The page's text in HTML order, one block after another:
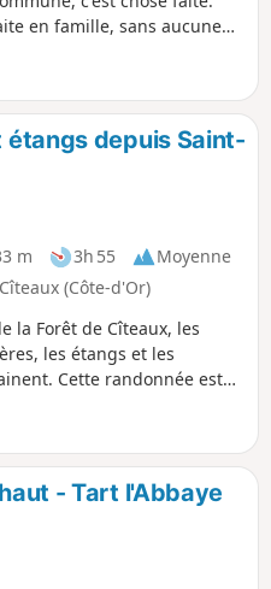
en famille, sans aucune
fond). Mise en garde
! Problème de
avis
étangs depuis Saint-
m 3h 55
Moyenne
(Côte-d'Or)
la Forêt de Cîteaux, les
les étangs et les
Cette randonnée est
magnifiques, ses fossés de
ouvertes depuis
- Tart l'Abbaye